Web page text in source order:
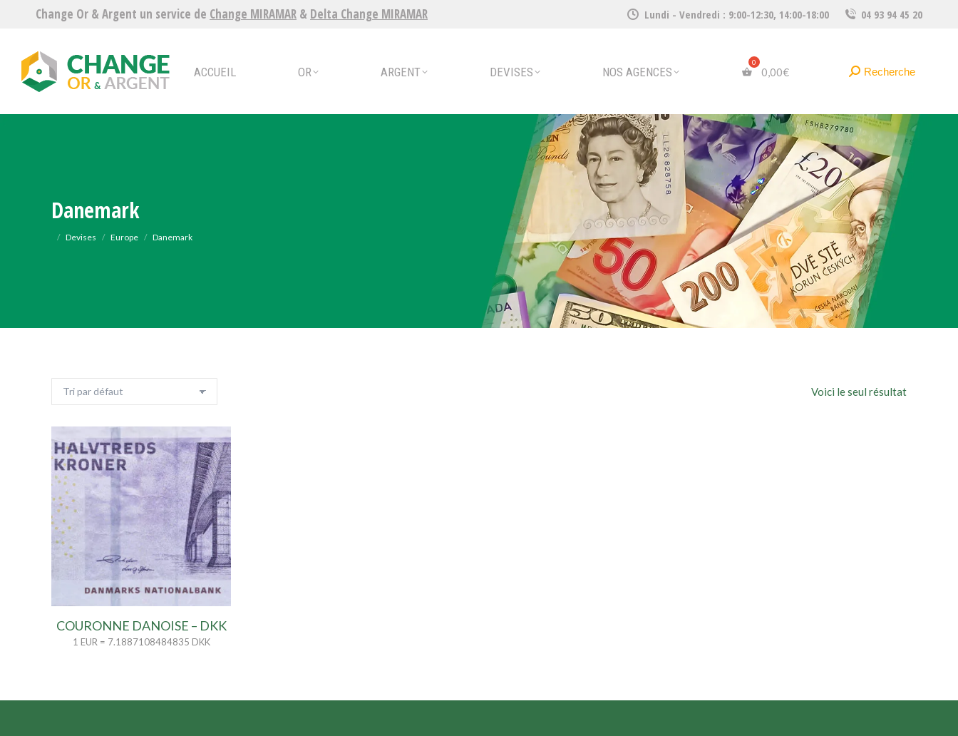
Change Or & Argent un service de Change MIRAMAR & Delta Change MIRAMAR Lundi - Vendredi : 9:00-12:30, 14:00-18:00 04 93 94 45 20
ACCUEIL OR ARGENT DEVISES NOS AGENCES 0,00€
Recherche
Recherche
Danemark
Vous êtes ici :
Devises Europe Danemark
Voici le seul résultat
COURONNE DANOISE – DKK
1 EUR = 7.1887108484835 DKK
ACCUEIL OR ARGENT NOS AGENCES €
Recherche